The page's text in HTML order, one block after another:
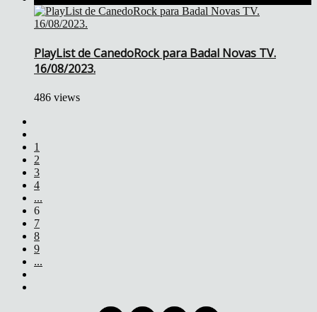
PlayList de CanedoRock para Badal Novas TV.
16/08/2023.
486 views
1
2
3
4
...
6
7
8
9
...